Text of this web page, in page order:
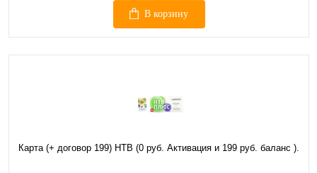
В корзину
Карта (+ договор 199) НТВ (0 руб. Активация и 199 руб. баланс ).